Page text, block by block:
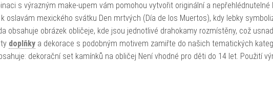
s výrazným make-upem vám pomohou vytvořit originální a nepřehlédnutelné
oslavám mexického svátku Den mrtvých (Día de los Muertos), kdy lebky
obsahuje obrázek obličeje, kde jsou jednotlivé drahokamy rozmístěny, což
doplňky a dekorace s podobným motivem zamiřte do našich tematických
dekorační set kamínků na obličej Není vhodné pro děti do 14 let. Použití